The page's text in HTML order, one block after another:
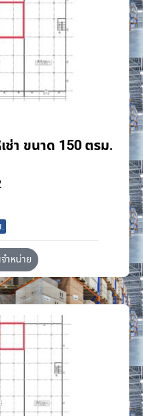
ช่า ขนาด 150 ตรม.
ำหน่าย